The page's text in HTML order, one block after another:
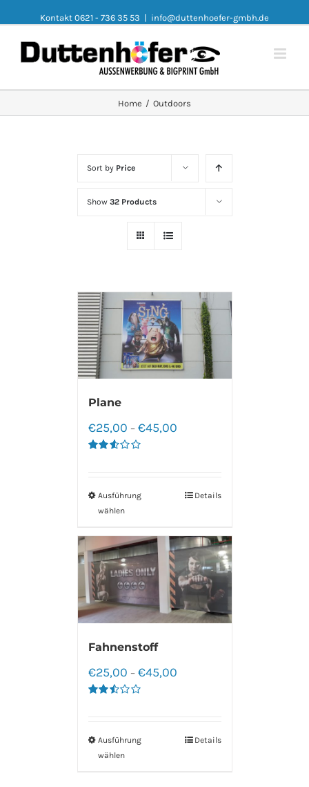
Kontakt 0621 - 736 35 53 | info@duttenhoefer-gmbh.de
Home / Outdoors
Sort by Price
Show 32 Products
Plane
von 5
€25,00 – €45,00
Ausführung
wählen
Details
Fahnenstoff
von 5
€25,00 – €45,00
Ausführung
wählen
Details